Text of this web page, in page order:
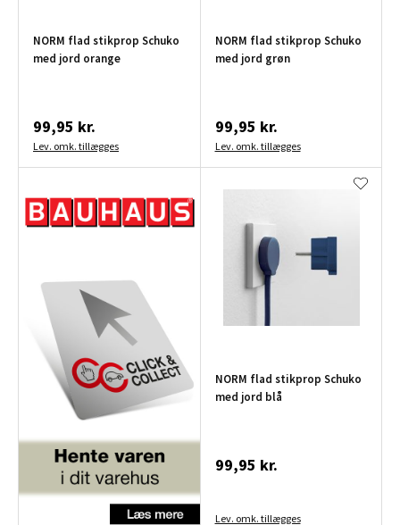
NORM flad stikprop Schuko
med jord orange
99,95 kr.
Lev. omk. tillægges
NORM flad stikprop Schuko
med jord grøn
99,95 kr.
Lev. omk. tillægges
NORM flad stikprop Schuko
med jord blå
99,95 kr.
Lev. omk. tillægges